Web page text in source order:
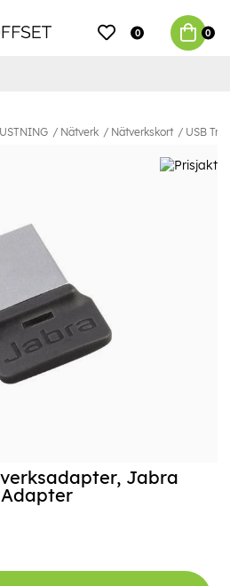
0 0
Nätverk Nätverkskort USB
Jabra
Adapter